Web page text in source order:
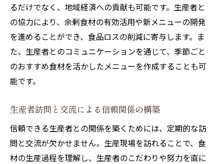
るだけでなく、地域経済への貢献も可能です。生産者と
の協力により、余剰食材の有効活用や新メニューの開発
を進めることができ、食品ロスの削減に寄与します。ま
た、生産者とのコミュニケーションを通じて、季節ごと
のおすすめ食材を活かしたメニューを作成することも可
能です。
生産者訪問と交流による信頼関係の構築
信頼できる生産者との関係を築くためには、定期的な訪
問と交流が欠かせません。生産現場を訪れることで、食
材の生産過程を理解し、生産者のこだわりや努力を直に